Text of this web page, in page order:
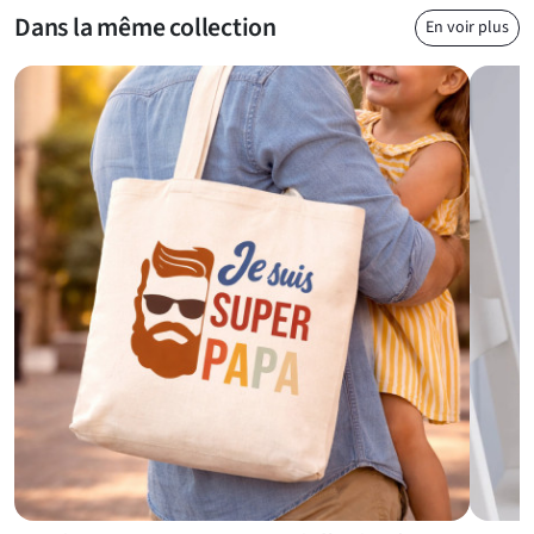
spécial dès sa première gorgée de café ou de chocolat chaud.
Un cadeau utile au quotidien
mug pour papa ne se contente pas d’être joli, il est aussi
pensé pour durer. Fabriqué en céramique résistante, il est
compatible avec le lave-vaisselle et le micro-ondes, pour une
utilisation sans contrainte. Sa capacité standard en fait un
compagnon idéal pour les pauses café au bureau, les matins
pressés ou les week-ends cocooning. L’intérieur et l’anse bleus
apportent une touche colorée qui tranche avec le fond blanc,
renforçant le côté visuel et moderne du produit. Il peut aussi
accompagner uncadeau anniversaire maman gourmand pour
une surprise double pleine de douceur et d’attention.
Une idée cadeau pour toutes les occasions
mug Papa tu es fantastiqueest l’idée parfaite pour un
cadeau personnalisé pour la fête des Pères, mais il convient
aussi très bien pour un anniversaire, Noël ou juste pour dire
Dans la même collection En voir plus